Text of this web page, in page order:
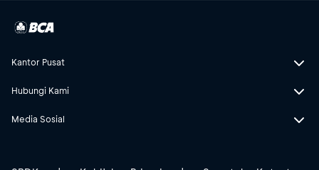
Kantor Pusat
Hubungi Kami
Media Sosial